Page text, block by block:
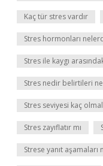
Kaç tür stres vardır
Stres hormonları
Stres ile kaygı
Stres nedir belirtileri
Stres seviyesi kaç
Stres zayıflatır mı
Strese yanıt aşamaları